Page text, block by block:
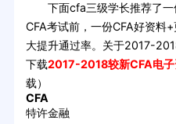
下面cfa三级学长推荐了一
CFA考试前，一份CFA好资料
大提升通过率。关于2017-
下载2017-2018较新CFA电子
载）
CFA
特许金融